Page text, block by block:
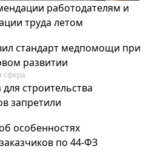
работодателям и
труда летом
стандарт медпомощи при
развитии
сфера
строительства
запретили
особенностях
по 44-ФЗ